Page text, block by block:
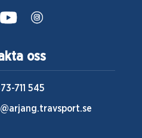
oss
711 545